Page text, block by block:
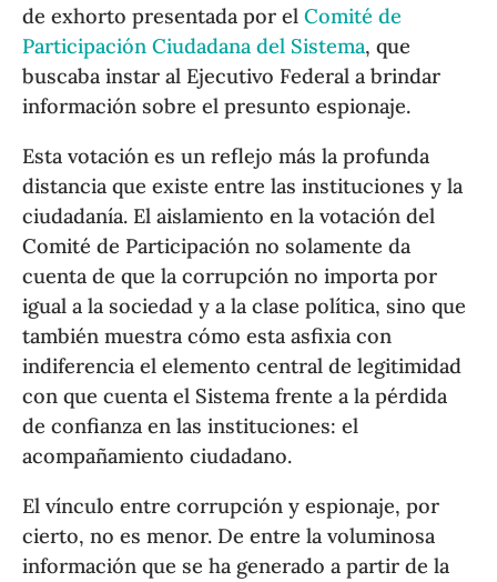
de exhorto presentada por elComité de
Participación Ciudadana del Sistema, que
buscaba instar al Ejecutivo Federal a brindar
información sobre el presunto espionaje.
Esta votación es un reflejo más la profunda
distancia que existe entre las instituciones y la
ciudadanía. El aislamiento en la votación del
Comité de Participación no solamente da
cuenta de que la corrupción no importa por
igual a la sociedad y a la clase política, sino que
también muestra cómo esta asfixia con
indiferencia el elemento central de legitimidad
con que cuenta el Sistema frente a la pérdida
de confianza en las instituciones: el
acompañamiento ciudadano.
El vínculo entre corrupción y espionaje, por
cierto, no es menor. De entre la voluminosa
información que se ha generado a partir de la